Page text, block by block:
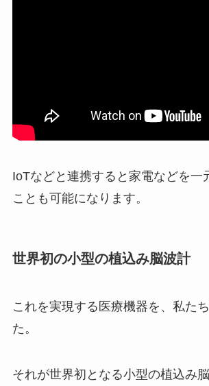
IoTなどと連携すると家電などを一
ことも可能になります。
世界初の小型の植込み脳波計
これを実現する医療機器を、私た
た。
それが世界初となる小型の植込み